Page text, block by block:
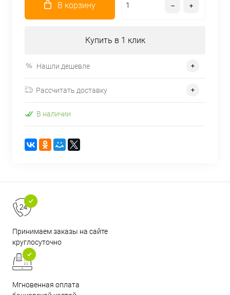
В корзину
Купить в 1 клик
Нашли дешевле
Рассчитать доставку
В наличии
Принимаем заказы на сайте
круглосуточно
Мгновенная оплата